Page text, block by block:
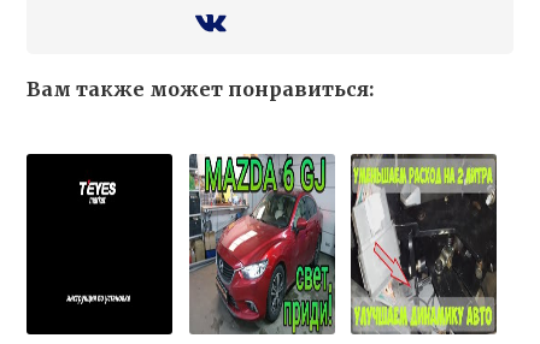
Вам также может понравиться: